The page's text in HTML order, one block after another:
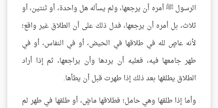
الرسول ﷺ أمره أن يرجعها، ولم يسأله هل واحدة، أو ثنتين، أو
ثلاث، بل أمره أن يرجعها، فدل ذلك على أن الطلاق غير واقع؛
لأنه عاصٍ لله في طلاقها في الحيض، أو في النفاس، أو في
طهر جامعها فيه، فعليه أن يردها وأن يراجعها، ثم إذا أراد
الطلاق يطلقها بعد ذلك إذا طهرت قبل أن يطأها.
وأما إذا طلقها وهي حامل؛ فطلاقها ماضٍ، أو طلقها في طهر لم